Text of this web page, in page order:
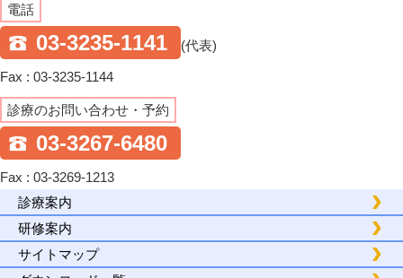
電話
03-3235-1141 (代表)
Fax : 03-3235-1144
診療のお問い合わせ・予約
03-3267-6480
Fax : 03-3269-1213
診療案内
研修案内
サイトマップ